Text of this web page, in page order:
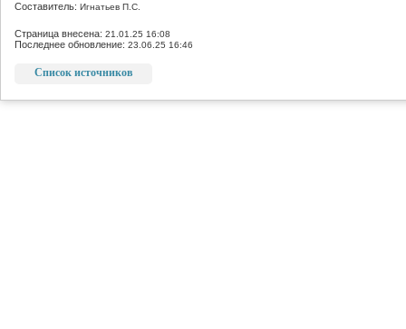
Составитель: Игнатьев П.С.
Страница внесена: 21.01.25 16:08
Последнее обновление: 23.06.25 16:46
Список источников